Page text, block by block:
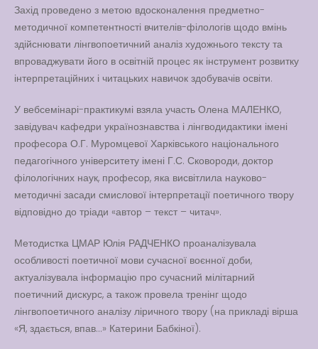
Вакансії,Публічна
інформація
Читати далі
Захід проведено з метою вдосконалення предметно-
методичної компетентності вчителів-філологів щодо вмінь
здійснювати лінгвопоетичний аналіз художнього тексту та
впроваджувати його в освітній процес як інструмент розвитку
інтерпретаційних і читацьких навичок здобувачів освіти.
У вебсемінарі-практикумі взяла участь Олена МАЛЕНКО,
завідувач кафедри українознавства і лінгводидактики імені
професора О.Г. Муромцевої Харківського національного
педагогічного університету імені Г.С. Сковороди, доктор
філологічних наук, професор, яка висвітлила науково-
методичні засади смислової інтерпретації поетичного твору
відповідно до тріади «автор – текст – читач».
Методистка ЦМАР Юлія РАДЧЕНКО проаналізувала
особливості поетичної мови сучасної воєнної доби,
актуалізувала інформацію про сучасний мілітарний
поетичний дискурс, а також провела тренінг щодо
лінгвопоетичного аналізу ліричного твору (на прикладі вірша
«Я, здається, впав…» Катерини Бабкіної).